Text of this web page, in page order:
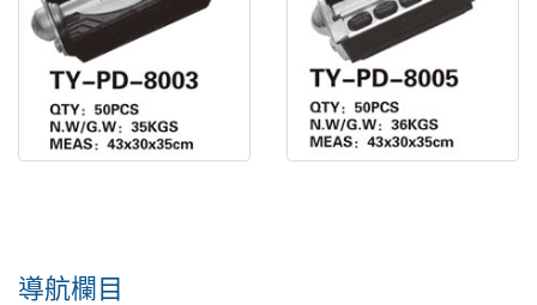
導航欄目